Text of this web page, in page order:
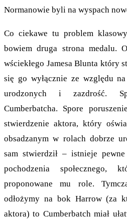
Normanowie byli na wyspach
Co ciekawe tu problem
bowiem druga strona medalu.
wściekłego Jamesa Blunta który
się go wyłącznie ze względu
urodzonych i zazdrość.
Cumberbatcha. Spore
stwierdzenie aktora, który
obsadzanym w rolach dobrze
sam stwierdził – istnieje
pochodzenia społecznego,
proponowane mu role.
odłożymy na bok Harrow (za
aktora) to Cumberbatch miał